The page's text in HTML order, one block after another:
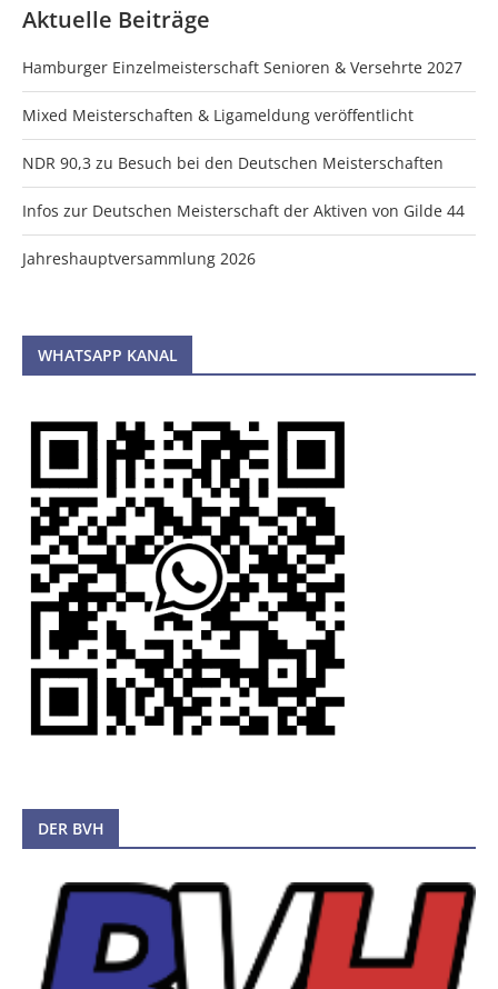
Aktuelle Beiträge
Hamburger Einzelmeisterschaft Senioren & Versehrte 2027
Mixed Meisterschaften & Ligameldung veröffentlicht
NDR 90,3 zu Besuch bei den Deutschen Meisterschaften
Infos zur Deutschen Meisterschaft der Aktiven von Gilde 44
Jahreshauptversammlung 2026
WHATSAPP KANAL
DER BVH